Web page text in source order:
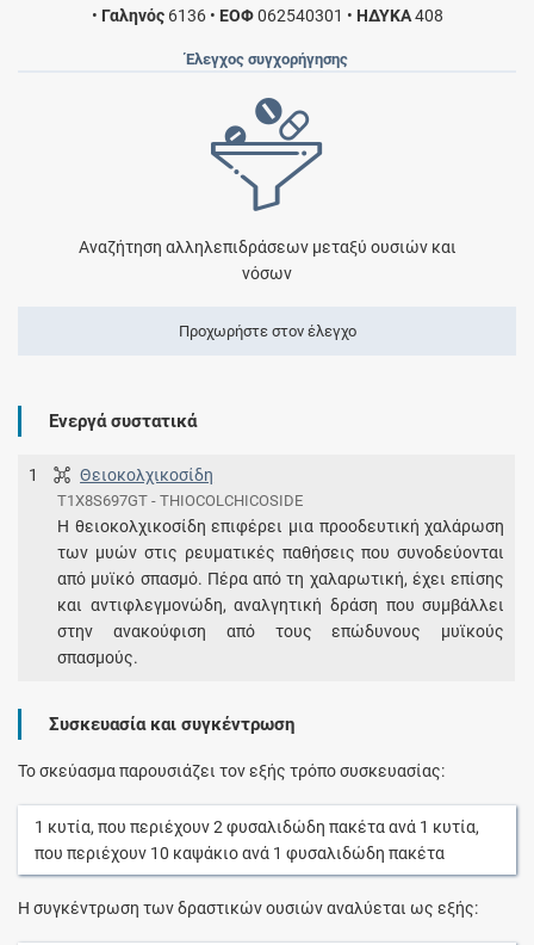
• Γαληνός6136 • ΕΟΦ062540301 • ΗΔΥΚΑ408
Έλεγχος συγχορήγησης
Αναζήτηση αλληλεπιδράσεων μεταξύ ουσιών και
νόσων
Προχωρήστε στον έλεγχο
Ενεργά συστατικά
1 Θειοκολχικοσίδη
T1X8S697GT - THIOCOLCHICOSIDE
Η θειοκολχικοσίδη επιφέρει μια προοδευτική χαλάρωση
των μυών στις ρευματικές παθήσεις που συνοδεύονται
από μυϊκό σπασμό. Πέρα από τη χαλαρωτική, έχει επίσης
και αντιφλεγμονώδη, αναλγητική δράση που συμβάλλει
στην ανακούφιση από τους επώδυνους μυϊκούς
σπασμούς.
Συσκευασία και συγκέντρωση
Το σκεύασμα παρουσιάζει τον εξής τρόπο συσκευασίας:
1 κυτία, που περιέχουν2 φυσαλιδώδη πακέταανά 1 κυτία,
που περιέχουν 10 καψάκιοανά 1 φυσαλιδώδη πακέτα
Η συγκέντρωση των δραστικών ουσιών αναλύεται ως εξής: